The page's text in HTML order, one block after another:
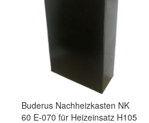
Buderus Nachheizkasten NK
60 E-070 für Heizeinsatz H105